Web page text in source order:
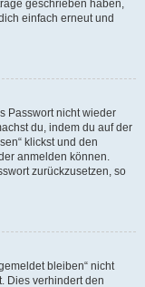
geschrieben haben,
einfach erneut und
Passwort nicht wieder
du, indem du auf der
klickst und den
anmelden können.
zurückzusetzen, so
bleiben“ nicht
Dies verhindert den